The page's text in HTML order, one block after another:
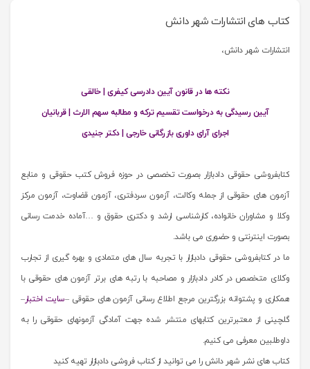
کتاب های انتشارات شهر دانش
انتشارات شهر دانش،
نکته ها در قانون آیین دادرسی کیفری | خالقی
آیین رسیدگی به درخواست تقسیم ترکه و مطالبه سهم الارث | قربانیان
اجرای آرای داوری بازرگانی خارجی | دکتر جنیدی
کتابفروشی حقوقی دادبازار بصورت تخصصی در حوزه فروش کتب حقوقی و منابع
آزمون های حقوقی از جمله وکالت، آزمون سردفتری، آزمون قضاوت، آزمون مرکز
وکلا و مشاوران خانواده، کارشناسی ارشد و دکتری حقوق و …آماده خدمت رسانی
بصورت اینترنتی و حضوری می باشد.
ما در کتابفروشی حقوقی دادبازار با تجربه سال های متمادی و بهره گیری از تجارب
وکلای متخصص در کادر دادبازار و مصاحبه با رتبه های برتر آزمون های حقوقی با
همکاری و پشتوانه بزرگترین مرجع اطلاع رسانی آزمون های حقوقی –سایت اختبار–
گلچینی از معتبرترین کتابهای منتشر شده جهت آمادگی آزمونهای حقوقی را به
داوطلبین معرفی می کنیم.
کتاب های نشر شهر دانش را می توانید از کتاب فروشی دادبازار تهیه کنید